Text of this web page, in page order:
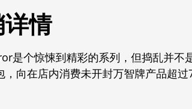
情
是个惊悚到精彩的系列，但捣乱并不
向在店内消费未开封万智牌产品超